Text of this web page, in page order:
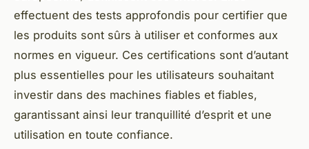
effectuent des tests approfondis pour certifier que
les produits sont sûrs à utiliser et conformes aux
normes en vigueur. Ces certifications sont d’autant
plus essentielles pour les utilisateurs souhaitant
investir dans des machines fiables et fiables,
garantissant ainsi leur tranquillité d’esprit et une
utilisation en toute confiance.